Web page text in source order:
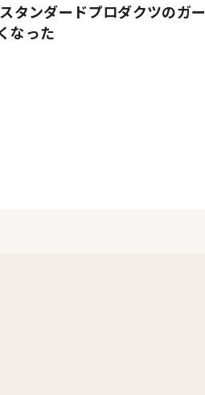
タンダードプロダクツのガー
なった